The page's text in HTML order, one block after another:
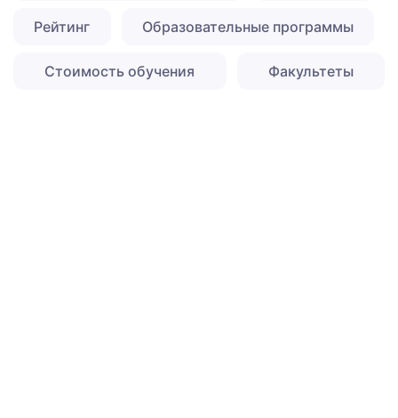
Рейтинг Образовательные программы
Стоимость обучения Факультеты